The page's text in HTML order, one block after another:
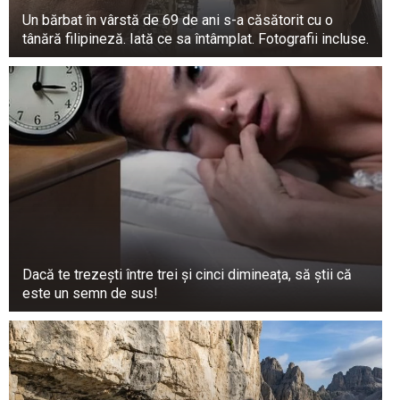
La un moment dat, ea a vorbit despre modul în
care relația ei cu tatăl ei s-a schimbat în timp.
„A avut o viață insensibilă”. A ținut mereu
spatele drept și a vrut să fie un model pentru noi,
Un bărbat în vârstă de 69 de ani s-a căsătorit cu o
tânără filipineză. Iată ce sa întâmplat. Fotografii incluse.
Dacă te trezești între trei și cinci dimineața, să știi că
este un semn de sus!